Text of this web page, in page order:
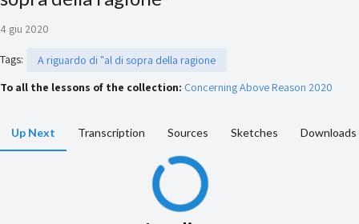
4 giu 2020
Tags:
A riguardo di "al di sopra della ragione
To all the lessons of the collection: Concerning Above Reason 2020
Up Next Transcription Sources Sketches Downloads